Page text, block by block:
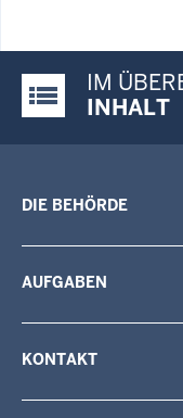
Justiz-Portal im
IM
INHALT
DIE BEHÖRDE
AUFGABEN
KONTAKT